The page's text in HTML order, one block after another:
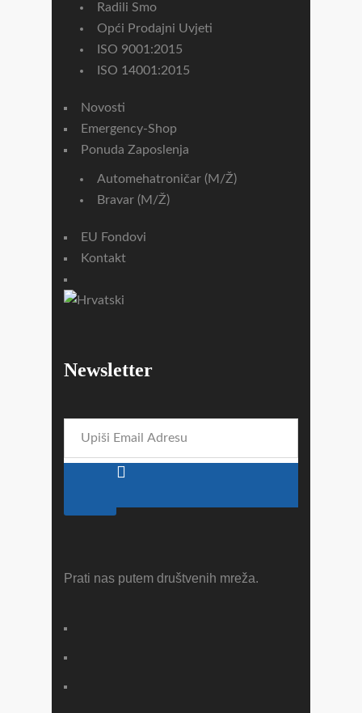
Radili Smo
Opći Prodajni Uvjeti
ISO 9001:2015
ISO 14001:2015
Novosti
Emergency-Shop
Ponuda Zaposlenja
Automehatroničar (m/ž)
Bravar (m/ž)
EU Fondovi
Kontakt
Newsletter
Prati nas putem društvenih mreža.